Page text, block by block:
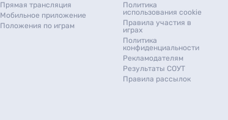
Прямая трансляция
Мобильное приложение
Положения по играм
Политика
использования cookie
Правила участия в
играх
Политика
конфиденциальности
Рекламодателям
Результаты СОУТ
Правила рассылок